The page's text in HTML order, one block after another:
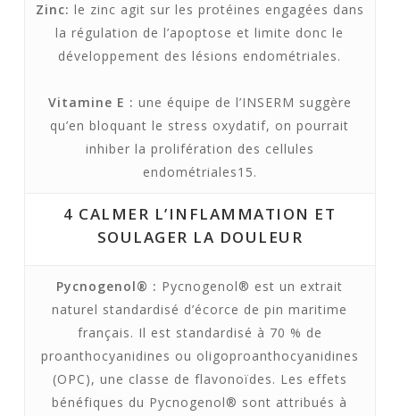
Zinc: le zinc agit sur les protéines engagées dans
la régulation de l’apoptose et limite donc le
développement des lésions endométriales.
Vitamine E : une équipe de l’INSERM suggère
qu’en bloquant le stress oxydatif, on pourrait
inhiber la prolifération des cellules
endométriales15.
4 CALMER L’INFLAMMATION ET
SOULAGER LA DOULEUR
Pycnogenol® : Pycnogenol® est un extrait
naturel standardisé d’écorce de pin maritime
français. Il est standardisé à 70 % de
proanthocyanidines ou oligoproanthocyanidines
(OPC), une classe de flavonoïdes. Les effets
bénéfiques du Pycnogenol® sont attribués à